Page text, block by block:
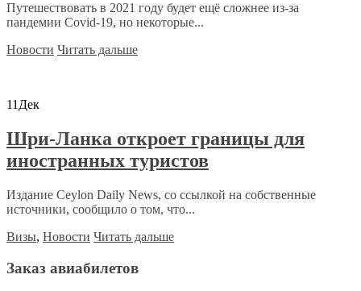
Путешествовать в 2021 году будет ещё сложнее из-за
пандемии Covid-19, но некоторые...
Новости Читать дальше
11 Дек
Шри-Ланка откроет границы для
иностранных туристов
Издание Ceylon Daily News, со ссылкой на собственные
источники, сообщило о том, что...
Визы, Новости Читать дальше
Заказ авиабилетов